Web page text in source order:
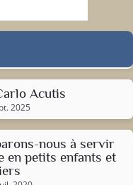
Acutis
2025
nous à servir
en petits enfants et